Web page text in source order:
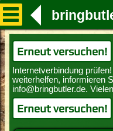
Erneut versuchen!
Erneut versuchen!